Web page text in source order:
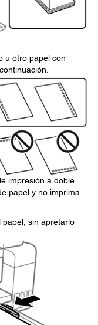
u otro papel con
impresión a doble
papel y no imprima
papel, sin apretarlo